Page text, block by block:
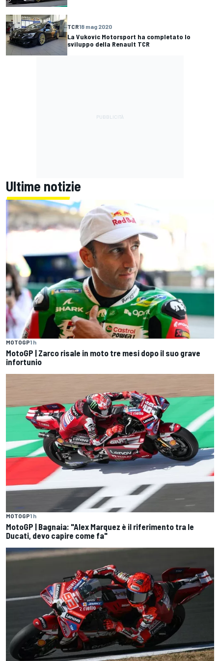
TCR18 mag 2020
La Vukovic Motorsport ha completato lo
sviluppo della Renault TCR
Ultime notizie
MOTOGP1 h
MotoGP | Zarco risale in moto tre mesi dopo il suo grave
infortunio
MOTOGP1 h
MotoGP | Bagnaia: "Alex Marquez è il riferimento tra le
Ducati, devo capire come fa"